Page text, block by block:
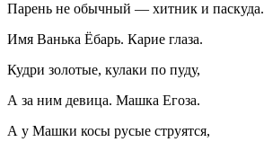
Парень не обычный — хитник и паскуда.
Имя Ванька Ёбарь. Карие глаза.
Кудри золотые, кулаки по пуду,
А за ним девица. Машка Егоза.
А у Машки косы русые струятся,